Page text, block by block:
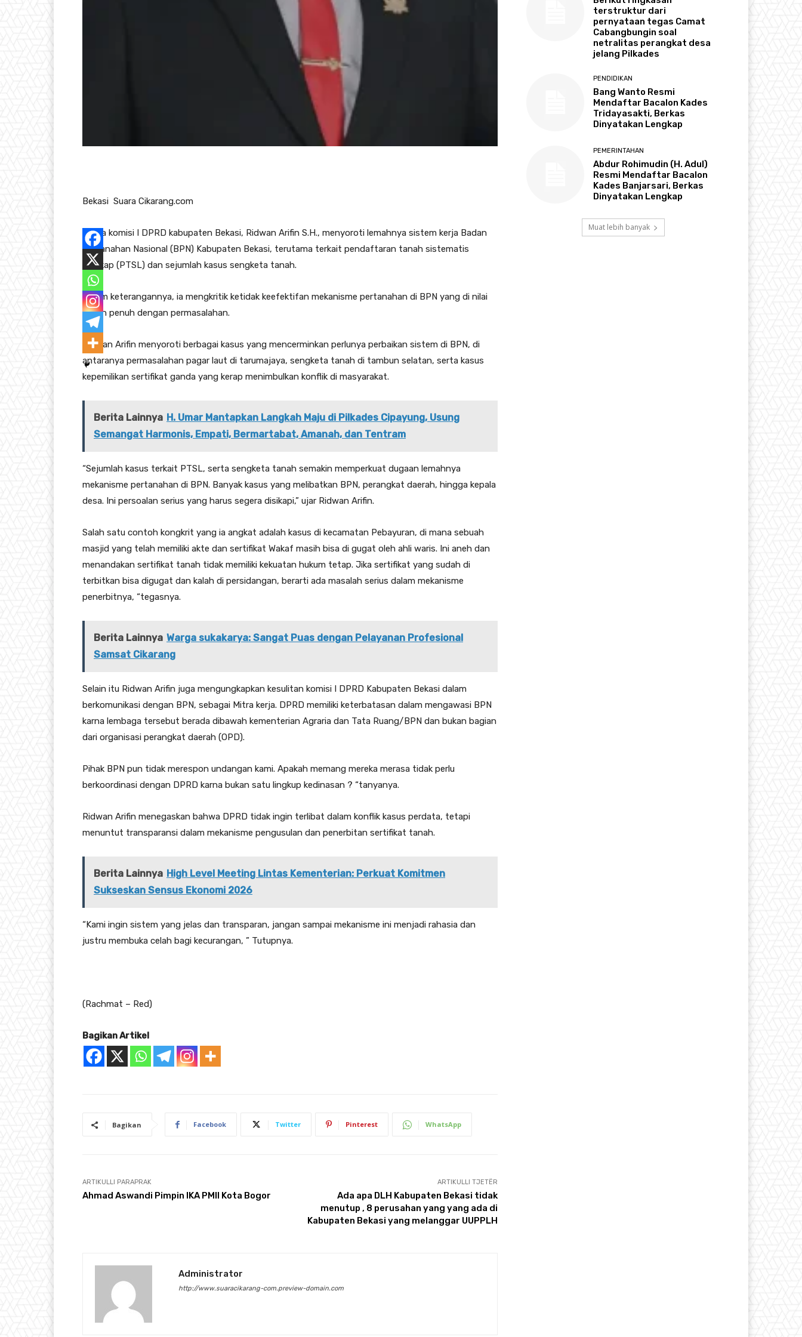
Bekasi Suara Cikarang.com
Ketua komisi I DPRD kabupaten Bekasi, Ridwan Arifin S.H., menyoroti lemahnya sistem kerja Badan
Pertanahan Nasional (BPN) Kabupaten Bekasi, terutama terkait pendaftaran tanah sistematis
lengkap (PTSL) dan sejumlah kasus sengketa tanah.
Dalam keterangannya, ia mengkritik ketidak keefektifan mekanisme pertanahan di BPN yang di nilai
masih penuh dengan permasalahan.
Ridwan Arifin menyoroti berbagai kasus yang mencerminkan perlunya perbaikan sistem di BPN, di
antaranya permasalahan pagar laut di tarumajaya, sengketa tanah di tambun selatan, serta kasus
kepemilikan sertifikat ganda yang kerap menimbulkan konflik di masyarakat.
Berita Lainnya H. Umar Mantapkan Langkah Maju di Pilkades Cipayung, Usung
Semangat Harmonis, Empati, Bermartabat, Amanah, dan Tentram
“Sejumlah kasus terkait PTSL, serta sengketa tanah semakin memperkuat dugaan lemahnya
mekanisme pertanahan di BPN. Banyak kasus yang melibatkan BPN, perangkat daerah, hingga kepala
desa. Ini persoalan serius yang harus segera disikapi,” ujar Ridwan Arifin.
Salah satu contoh kongkrit yang ia angkat adalah kasus di kecamatan Pebayuran, di mana sebuah
masjid yang telah memiliki akte dan sertifikat Wakaf masih bisa di gugat oleh ahli waris. Ini aneh dan
menandakan sertifikat tanah tidak memiliki kekuatan hukum tetap. Jika sertifikat yang sudah di
terbitkan bisa digugat dan kalah di persidangan, berarti ada masalah serius dalam mekanisme
penerbitnya, “tegasnya.
Berita Lainnya Warga sukakarya: Sangat Puas dengan Pelayanan Profesional
Samsat Cikarang
Selain itu Ridwan Arifin juga mengungkapkan kesulitan komisi I DPRD Kabupaten Bekasi dalam
berkomunikasi dengan BPN, sebagai Mitra kerja. DPRD memiliki keterbatasan dalam mengawasi BPN
karna lembaga tersebut berada dibawah kementerian Agraria dan Tata Ruang/BPN dan bukan bagian
dari organisasi perangkat daerah (OPD).
Pihak BPN pun tidak merespon undangan kami. Apakah memang mereka merasa tidak perlu
berkoordinasi dengan DPRD karna bukan satu lingkup kedinasan ? “tanyanya.
Ridwan Arifin menegaskan bahwa DPRD tidak ingin terlibat dalam konflik kasus perdata, tetapi
menuntut transparansi dalam mekanisme pengusulan dan penerbitan sertifikat tanah.
Berita Lainnya High Level Meeting Lintas Kementerian: Perkuat Komitmen
Sukseskan Sensus Ekonomi 2026
“Kami ingin sistem yang jelas dan transparan, jangan sampai mekanisme ini menjadi rahasia dan
justru membuka celah bagi kecurangan, ” Tutupnya.
(Rachmat – Red)
Bagikan Artikel
Bagikan Facebook Twitter Pinterest WhatsApp
ARTIKULLI PARAPRAK
Ahmad Aswandi Pimpin IKA PMII Kota Bogor
ARTIKULLI TJETËR
Ada apa DLH Kabupaten Bekasi tidak
menutup , 8 perusahan yang yang ada di
Kabupaten Bekasi yang melanggar UUPPLH
Administrator
http://www.suaracikarang-com.preview-domain.com
terstruktur dari
pernyataan tegas Camat
Cabangbungin soal
netralitas perangkat desa
jelang Pilkades
PENDIDIKAN
Bang Wanto Resmi
Mendaftar Bacalon Kades
Tridayasakti, Berkas
Dinyatakan Lengkap
PEMERINTAHAN
Abdur Rohimudin (H. Adul)
Resmi Mendaftar Bacalon
Kades Banjarsari, Berkas
Dinyatakan Lengkap
Muat lebih banyak